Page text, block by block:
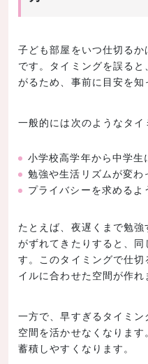
子ども部屋をいつ仕切る
です。タイミングを誤る
がるため、事前に目安を知
一般的には次のようなタイ
小学校高学年から中学生
勉強や生活リズムが変わ
プライバシーを求めるよ
たとえば、夜遅くまで勉
がずれてきたりすると、
す。このタイミングで仕
イルに合わせた空間が作れ
一方で、早すぎるタイミ
空間を活かせなくなりま
蓄積しやすくなります。